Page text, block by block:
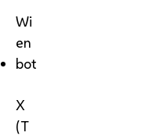
Wi
en
bot
X
(T